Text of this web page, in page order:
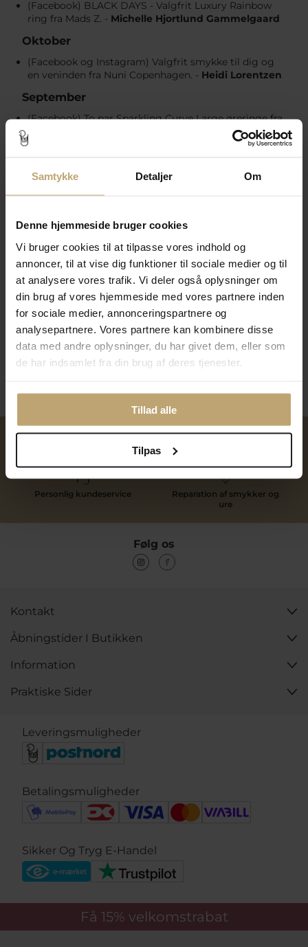
Samtykke Detaljer Om
Denne hjemmeside bruger cookies
Vi bruger cookies til at tilpasse vores indhold og
annoncer, til at vise dig funktioner til sociale medier og til
at analysere vores trafik. Vi deler også oplysninger om
din brug af vores hjemmeside med vores partnere inden
for sociale medier, annonceringspartnere og
analysepartnere. Vores partnere kan kombinere disse
data med andre oplysninger, du har givet dem, eller som
de har indsamlet fra din brug af deres tjenester.
Tillad alle
Tilpas
(Facebook) BLACK DAYS - Valgfrit Luxury Rainbow
ring fra Mads Z. - Michelle Hjortlund Gammelgaard
Oktober
(Facebook og Instagram) Valgfrit smykke til dig og
en veninden fra Nuni Copenhagen. - Heidi Lorentzen
September
(Facebook) To par Sparkling Curve Large øreringe fra
ENAMEL Copenhagen -
(Facebook) 3.000 gavekort til vielse- og
Kjeldsen
(Facebook) Rosetring fra Collection Pind J. -
Anni
Veiling Stampe
August
-Flemming Stuhr
(Facebook) Svendborg Golfklub greenfee billetter:
Vinder 1 -Kasper Vingaard Jespersen
Vinder 2 -Anette Rasmussen
Vinder 3 -
Maj-Britt Davidsen Povlsen
Vinder 4 -Laila Sørensen
Vinder 5 -John B. Larsen
Juli
Personlig kundeservice
Reparation af smykker og
ure
Følg os
Kontakt
Åbningstider I Butikken
Information
Praktiske Sider
Leveringsmuligheder
Betalingsmuligheder
Sikker Og Tryg E-Handel
Få 15% velkomstrabat